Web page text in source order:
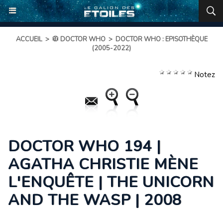
ACCUEIL > 🧥 DOCTOR WHO > DOCTOR WHO : EPISOTHÈQUE
(2005-2022)
Notez
DOCTOR WHO 194 |
AGATHA CHRISTIE MÈNE
L'ENQUÊTE | THE UNICORN
AND THE WASP | 2008